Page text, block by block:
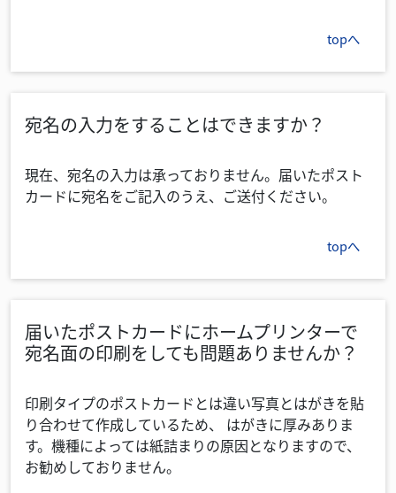
topへ
宛名の入力をすることはできますか？
現在、宛名の入力は承っておりません。届いたポスト
カードに宛名をご記入のうえ、ご送付ください。
topへ
届いたポストカードにホームプリンターで
宛名面の印刷をしても問題ありませんか？
印刷タイプのポストカードとは違い写真とはがきを貼
り合わせて作成しているため、 はがきに厚みありま
す。機種によっては紙詰まりの原因となりますので、
お勧めしておりません。